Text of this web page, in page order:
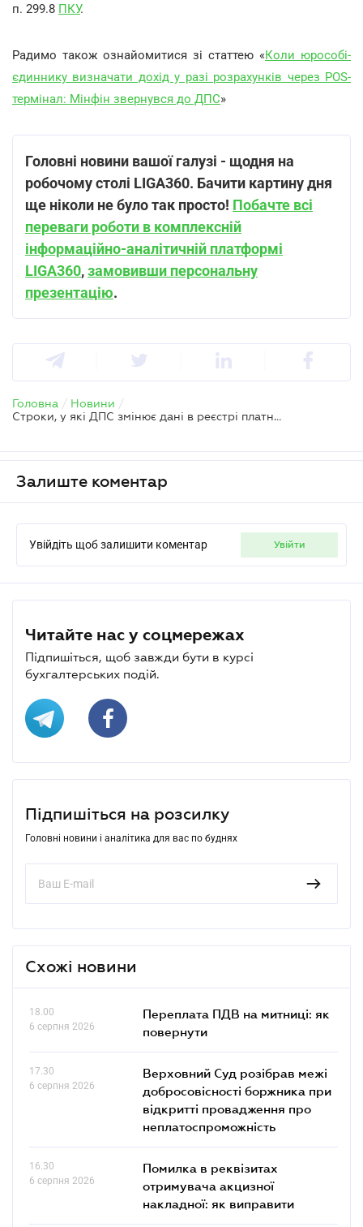
п. 299.8 ПКУ.
Радимо також ознайомитися зі статтею «Коли юрособі-
єдиннику визначати дохід у разі розрахунків через POS-
термінал: Мінфін звернувся до ДПС»
Головні новини вашої галузі - щодня на
робочому столі LIGA360. Бачити картину дня
ще ніколи не було так просто! Побачте всі
переваги роботи в комплексній
інформаційно-аналітичній платформі
LIGA360,замовивши персональну
презентацію.
Головна / Новини /
Строки, у які ДПС змінює дані в реєстрі платників-єдинників
Залиште коментар
Увійдіть щоб залишити коментар увійти
Читайте нас у соцмережах
Підпишіться, щоб завжди бути в курсі
бухгалтерських подій.
Підпишіться на розсилку
Головні новини і аналітика для вас по буднях
Схожі новини
18.00
6 серпня 2026
Переплата ПДВ на митниці: як
повернути
17.30
6 серпня 2026
Верховний Суд розібрав межі
добросовісності боржника при
відкритті провадження про
неплатоспроможність
16.30
6 серпня 2026
Помилка в реквізитах
отримувача акцизної
накладної: як виправити